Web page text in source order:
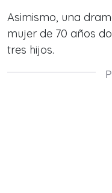
Asimismo, una
mujer de 70 años
tres hijos.